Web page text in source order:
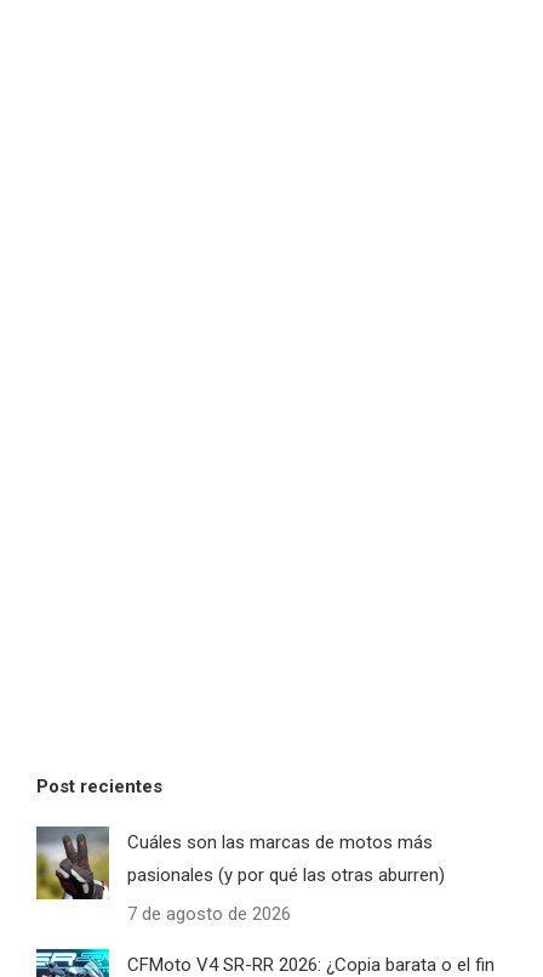
Post recientes
Cuáles son las marcas de motos más
pasionales (y por qué las otras aburren)
7 de agosto de 2026
CFMoto V4 SR-RR 2026: ¿Copia barata o el fin